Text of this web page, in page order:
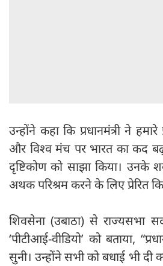
उन्होंने कहा कि प्रधानमंत्री ने
और विश्व मंच पर भारत का कद
दृष्टिकोण को साझा किया। उनके
अथक परिश्रम करने के लिए प्रेरित
शिवसेना (उबाठा) से राज्यसभा
‘पीटीआई-वीडियो’ को बताया,
सुनी। उन्होंने सभी को बधाई भी